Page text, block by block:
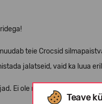
Teave
teie Crocsid
jalatseid, vaid ka luua
Ei ole mõeldud alla 3-